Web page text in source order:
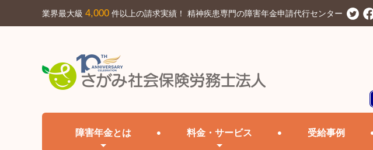
業界最大級 4,000 件以上の請求実績！ 精神疾患専門の障害年金申請代行センター
障害年金とは 料金・サービス 受給事例